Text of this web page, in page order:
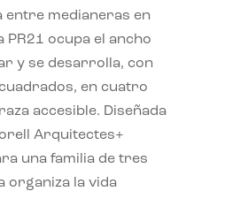
entre medianeras en
PR21 ocupa el ancho
y se desarrolla, con
en cuatro
accesible. Diseñada
Arquitectes+
una familia de tres
organiza la vida